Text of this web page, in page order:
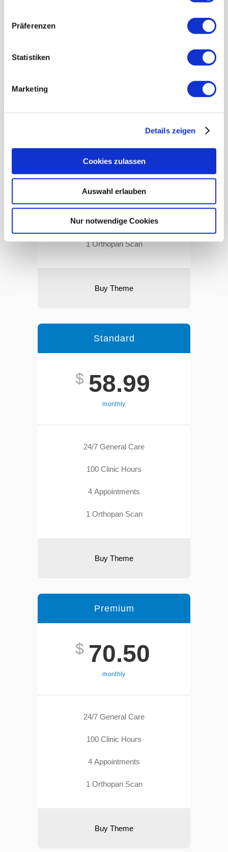
Präferenzen
Statistiken
Marketing
Details zeigen
Cookies zulassen
Auswahl erlauben
Nur notwendige Cookies
$ 22.78
24/7 General Care
4 Appointments
1 Orthopan Scan
Buy Theme
Standard
$ 58.99
monthly
24/7 General Care
100 Clinic Hours
4 Appointments
1 Orthopan Scan
Buy Theme
Premium
$ 70.50
monthly
24/7 General Care
100 Clinic Hours
4 Appointments
1 Orthopan Scan
Buy Theme